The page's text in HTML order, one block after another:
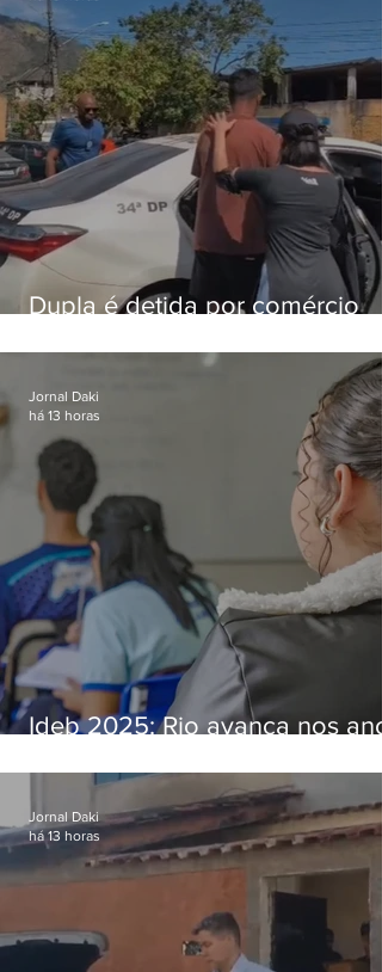
Dupla é detida por comércio
Bangu
Ideb 2025: Rio avança nos
nacional
Jornal Daki
há 13 horas
Jornal Daki
há 13 horas